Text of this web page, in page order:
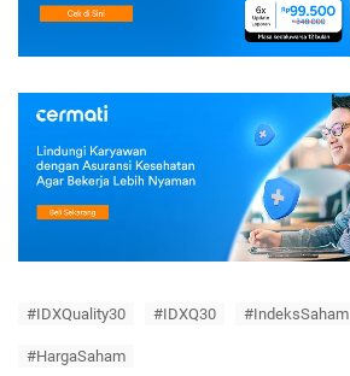
#IDXQuality30 #IDXQ30 #IndeksSaham
#HargaSaham